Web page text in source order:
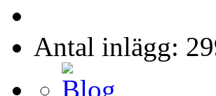
Antal inlägg: